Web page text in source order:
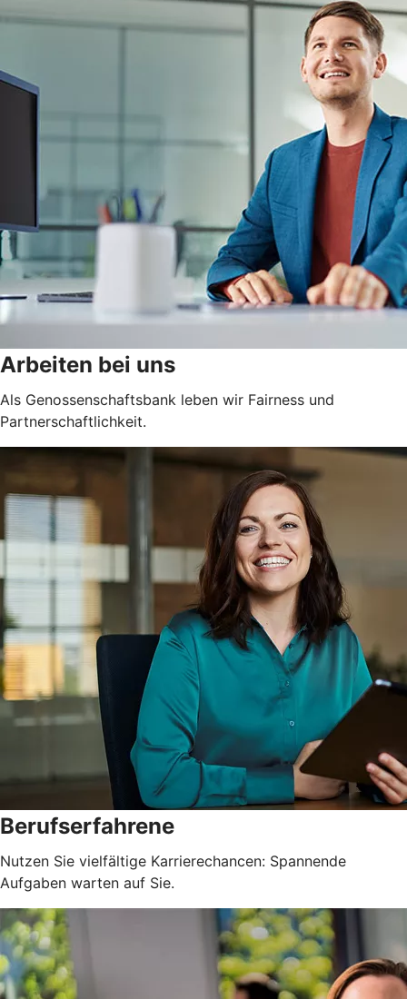
Arbeiten bei uns
Als Genossenschaftsbank leben wir Fairness und
Partnerschaftlichkeit.
Berufserfahrene
Nutzen Sie vielfältige Karrierechancen: Spannende
Aufgaben warten auf Sie.